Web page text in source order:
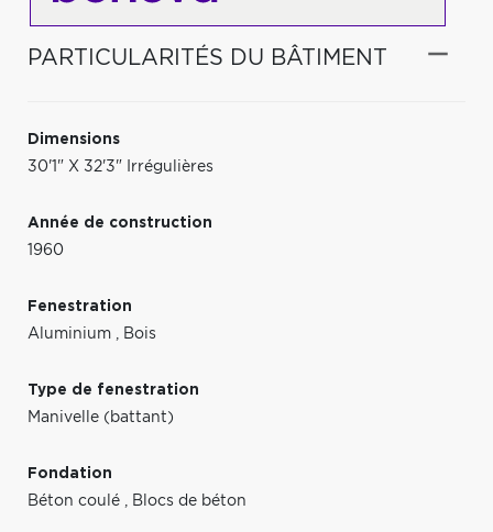
PARTICULARITÉS DU BÂTIMENT
Dimensions
30'1" X 32'3" Irrégulières
Année de construction
1960
Fenestration
Aluminium , Bois
Type de fenestration
Manivelle (battant)
Fondation
Béton coulé , Blocs de béton